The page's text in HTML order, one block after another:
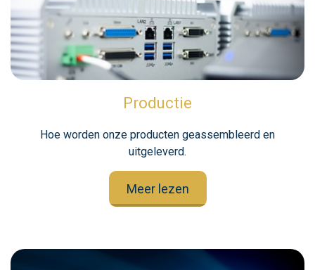
Productie
Hoe worden onze producten geassembleerd en
uitgeleverd.
Meer lezen